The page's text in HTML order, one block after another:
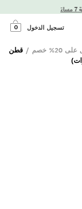
تسجيل الدخول 0
/ قطن